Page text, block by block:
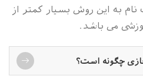
به این روش بسیار کمتر از
می باشد.
چگونه است؟